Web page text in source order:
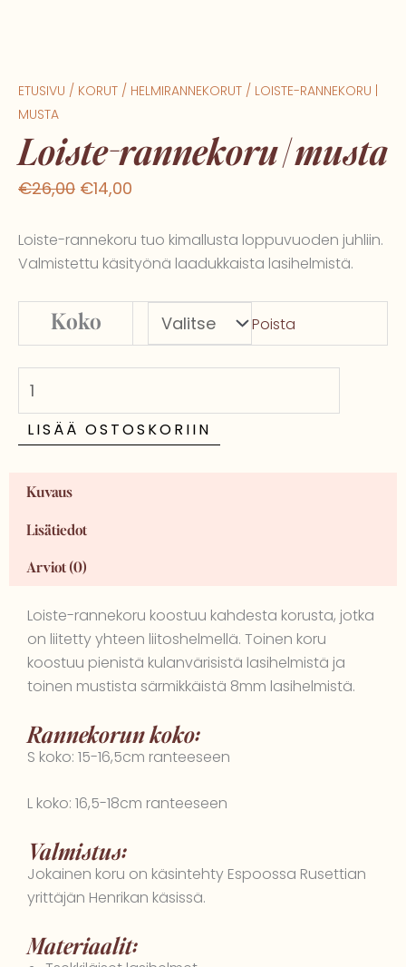
ETUSIVU / KORUT / HELMIRANNEKORUT / LOISTE-RANNEKORU |
MUSTA
Loiste-rannekoru | musta
€26,00 Alkuperäinen
oli:
€26,00.
€14,00
on:
€14,00.
Loiste-rannekoru tuo kimallusta loppuvuoden juhliin.
Valmistettu käsityönä laadukkaista lasihelmistä.
Koko Poista
Loiste-
rannekoru
musta
LISÄÄ OSTOSKORIIN
Kuvaus
Lisätiedot
Arviot (0)
Loiste-rannekoru koostuu kahdesta korusta, jotka
on liitetty yhteen liitoshelmellä. Toinen koru
koostuu pienistä kulanvärisistä lasihelmistä ja
toinen mustista särmikkäistä 8mm lasihelmistä.
Rannekorun koko:
S koko: 15-16,5cm ranteeseen
L koko: 16,5-18cm ranteeseen
Valmistus:
Jokainen koru on käsintehty Espoossa Rusettian
yrittäjän Henrikan käsissä.
Materiaalit: